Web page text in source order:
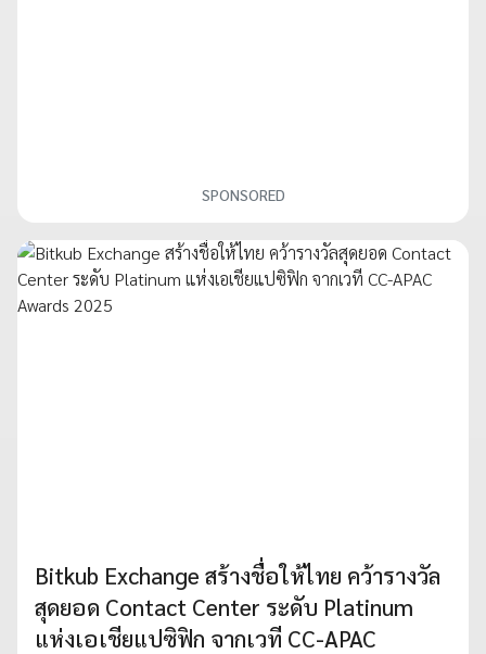
SPONSORED
Bitkub Exchange สร้างชื่อให้ไทย คว้ารางวัล
สุดยอด Contact Center ระดับ Platinum
แห่งเอเชียแปซิฟิก จากเวที CC-APAC